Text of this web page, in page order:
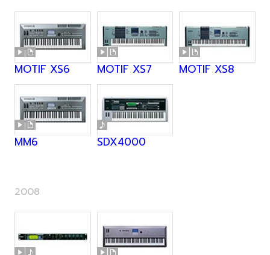
MOTIF XS6 MOTIF XS7 MOTIF XS8
MM6 SDX4000
2008